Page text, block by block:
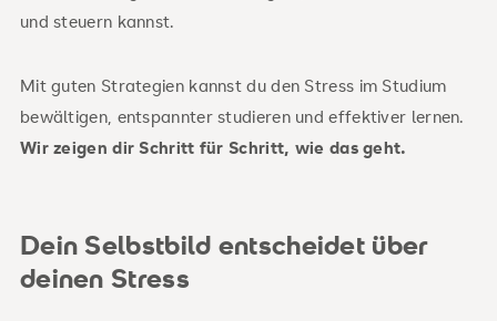
und steuern kannst.
Mit guten Strategien kannst du den Stress im Studium
bewältigen, entspannter studieren und effektiver lernen.
Wir zeigen dir Schritt für Schritt, wie das geht.
Dein Selbstbild entscheidet über
deinen Stress